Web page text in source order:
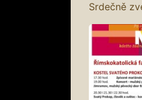
Srdečně